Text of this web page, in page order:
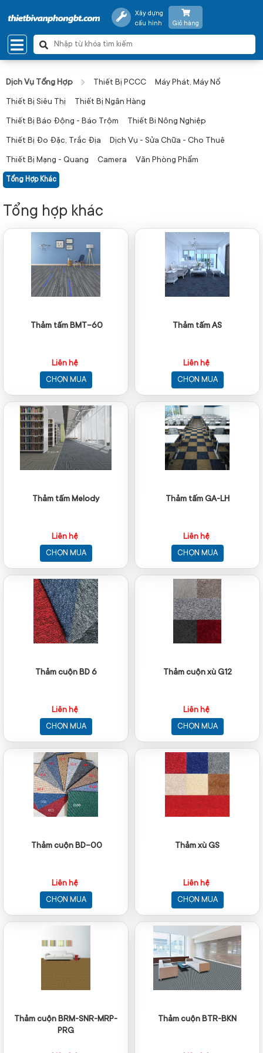
Xây dựng
cấu hình
Giỏ hàng
Dịch Vụ Tổng Hợp Thiết Bị PCCC Máy Phát, Máy Nổ
Thiết Bị Siêu Thị Thiết Bị Ngân Hàng
Thiết Bị Báo Động - Báo Trộm Thiết Bi Nông Nghiệp
Thiết Bị Đo Đặc, Trắc Địa Dịch Vụ - Sửa Chữa - Cho Thuê
Thiết Bị Mạng - Quang Camera Văn Phòng Phẩm
Tổng Hợp Khác
Tổng hợp khác
Thảm tấm BMT-60
Liên hệ
CHỌN MUA
Thảm tấm AS
Liên hệ
CHỌN MUA
Thảm tấm Melody
Liên hệ
CHỌN MUA
Thảm tấm GA-LH
Liên hệ
CHỌN MUA
Thảm cuộn BD 6
Liên hệ
CHỌN MUA
Thảm cuộn xù G12
Liên hệ
CHỌN MUA
Thảm cuộn BD-00
Liên hệ
CHỌN MUA
Thảm xù GS
Liên hệ
CHỌN MUA
Thảm cuộn BRM-SNR-MRP-
PRG
Thảm cuộn BTR-BKN